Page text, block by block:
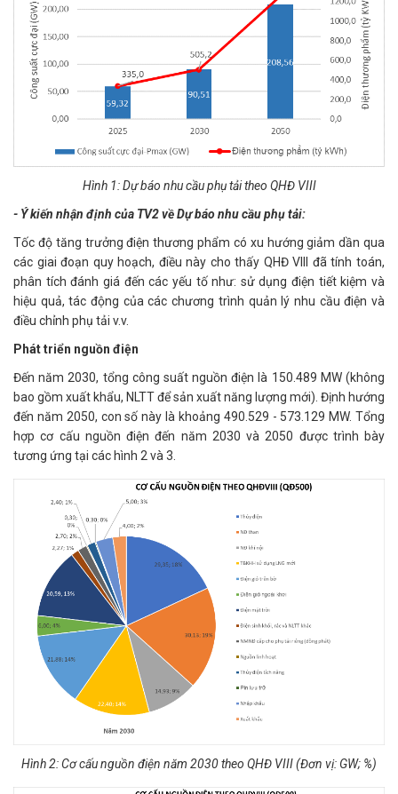
Hình 1: Dự báo nhu cầu phụ tải theo QHĐ VIII
- Ý kiến nhận định của TV2 về Dự báo nhu cầu phụ tải:
Tốc độ tăng trưởng điện thương phẩm có xu hướng giảm dần qua
các giai đoạn quy hoạch, điều này cho thấy QHĐ VIII đã tính toán,
phân tích đánh giá đến các yếu tố như: sử dụng điện tiết kiệm và
hiệu quả, tác động của các chương trình quản lý nhu cầu điện và
điều chỉnh phụ tải v.v.
Phát triển nguồn điện
Đến năm 2030, tổng công suất nguồn điện là 150.489 MW (không
bao gồm xuất khẩu, NLTT để sản xuất năng lượng mới). Định hướng
đến năm 2050, con số này là khoảng 490.529 - 573.129 MW. Tổng
hợp cơ cấu nguồn điện đến năm 2030 và 2050 được trình bày
tương ứng tại các hình 2 và 3.
Hình 2: Cơ cấu nguồn điện năm 2030 theo QHĐ VIII (Đơn vị: GW; %)